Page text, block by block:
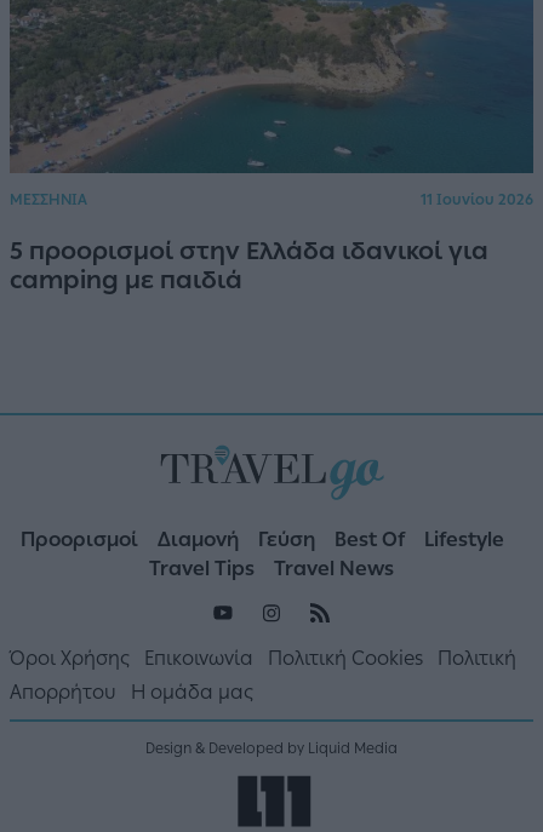
ΜΕΣΣΗΝΙΑ 11 Ιουνίου 2026
5 προορισμοί στην Ελλάδα ιδανικοί για
camping με παιδιά
Προορισμοί Διαμονή Γεύση Best Of
Lifestyle
Travel Tips
Travel News
Όροι Χρήσης Επικοινωνία Πολιτική Cookies
Πολιτική
Απορρήτου
Η ομάδα μας
Design & Developed by Liquid Media